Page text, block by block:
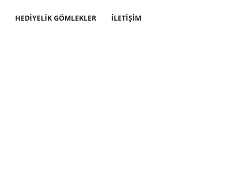
HEDIYELIK GÖMLEKLER İLETIŞIM